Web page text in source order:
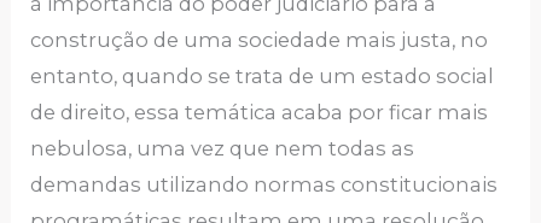
construção de uma sociedade mais justa, no
entanto, quando se trata de um estado social
de direito, essa temática acaba por ficar mais
nebulosa, uma vez que nem todas as
demandas utilizando normas constitucionais